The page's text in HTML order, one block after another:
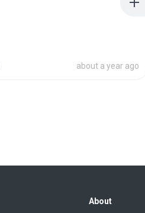
about a year ago